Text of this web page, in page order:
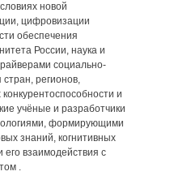
новой
цифровизации
обеспечения
России, наука и
социально-
стран, регионов,
и
учёные и разработчики
формирующими
знаний, когнитивных
его взаимодействия с
.